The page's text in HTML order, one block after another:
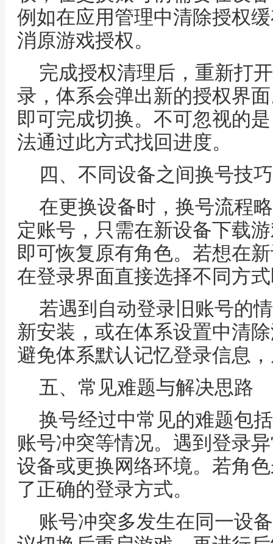
例如在应用管理中清除授权
消原游戏授权。
完成授权清理后，重新打
录，体系会弹出新的授权界
即可完成切换。不可忽视的
法通过此方式找回进度。
四、不同设备之间换号技巧
在更换设备时，换号流程
定账号，只需在新设备下载
即可恢复原有角色。若想在
在登录界面直接选择不同方
若遇到自动登录旧账号的
新安装，或在体系设置中清
避免体系默认记忆登录信息
五、常见难题与解决思路
换号经过中常见的难题包
账号冲突等情况。遇到登录
设备或更换网络环境。若角
了正确的登录方式。
账号冲突多发生在同一设